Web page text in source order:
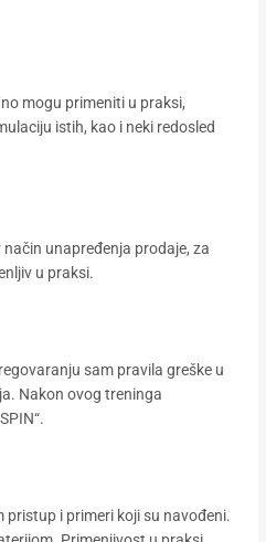
mogu primeniti u praksi,
istih, kao i neki redosled
unapređenja prodaje, za
u praksi.
sam pravila greške u
Nakon ovog treninga
pristup i primeri koji su navođeni.